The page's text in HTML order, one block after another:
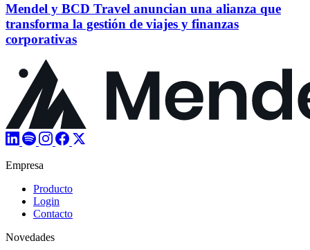
Mendel y BCD Travel anuncian una alianza que
transforma la gestión de viajes y finanzas
corporativas
Empresa
Producto
Login
Contacto
Novedades